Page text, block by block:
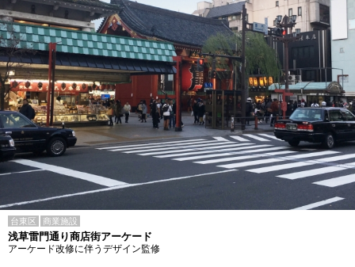
台東区 商業施設
浅草雷門通り商店街アーケード
アーケード改修に伴うデザイン監修